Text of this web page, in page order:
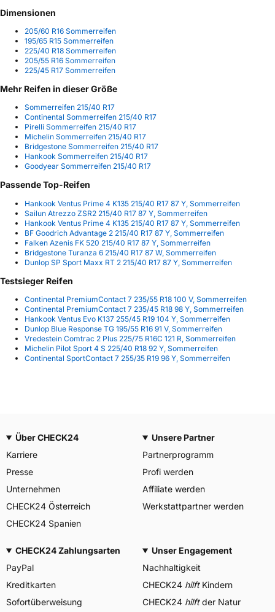
Dimensionen
205/60 R16 Sommerreifen
195/65 R15 Sommerreifen
225/40 R18 Sommerreifen
205/55 R16 Sommerreifen
225/45 R17 Sommerreifen
Mehr Reifen in dieser Größe
Sommerreifen 215/40 R17
Continental Sommerreifen 215/40 R17
Pirelli Sommerreifen 215/40 R17
Michelin Sommerreifen 215/40 R17
Bridgestone Sommerreifen 215/40 R17
Hankook Sommerreifen 215/40 R17
Goodyear Sommerreifen 215/40 R17
Passende Top-Reifen
Hankook Ventus Prime 4 K135 215/40 R17 87 Y, Sommerreifen
Sailun Atrezzo ZSR2 215/40 R17 87 Y, Sommerreifen
Hankook Ventus Prime 4 K135 215/40 R17 87 Y, Sommerreifen
BF Goodrich Advantage 2 215/40 R17 87 Y, Sommerreifen
Falken Azenis FK 520 215/40 R17 87 Y, Sommerreifen
Bridgestone Turanza 6 215/40 R17 87 W, Sommerreifen
Dunlop SP Sport Maxx RT 2 215/40 R17 87 Y, Sommerreifen
Testsieger Reifen
Continental PremiumContact 7 235/55 R18 100 V, Sommerreifen
Continental PremiumContact 7 235/45 R18 98 Y, Sommerreifen
Hankook Ventus Evo K137 255/45 R19 104 Y, Sommerreifen
Dunlop Blue Response TG 195/55 R16 91 V, Sommerreifen
Vredestein Comtrac 2 Plus 225/75 R16C 121 R, Sommerreifen
Michelin Pilot Sport 4 S 225/40 R18 92 Y, Sommerreifen
Continental SportContact 7 255/35 R19 96 Y, Sommerreifen
Über CHECK24
Karriere
Presse
Unternehmen
CHECK24 Österreich
CHECK24 Spanien
Unsere Partner
Partnerprogramm
Profi werden
Affiliate werden
Werkstattpartner werden
CHECK24 Zahlungsarten
PayPal
Kreditkarten
Sofortüberweisung
Unser Engagement
Nachhaltigkeit
CHECK24 hilftKindern
CHECK24 hilftder Natur